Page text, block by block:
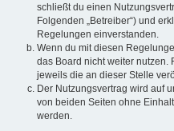
schließt du einen
Folgenden „Betreiber“) und
Regelungen einverstanden.
Wenn du mit diesen
das Board nicht weiter nutzen.
jeweils die an dieser Stelle
Der Nutzungsvertrag wird auf
von beiden Seiten ohne
werden.